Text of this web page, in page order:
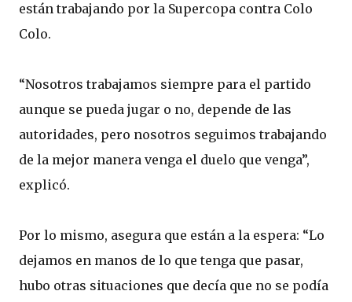
están trabajando por la Supercopa contra Colo
Colo.
“Nosotros trabajamos siempre para el partido
aunque se pueda jugar o no, depende de las
autoridades, pero nosotros seguimos trabajando
de la mejor manera venga el duelo que venga”,
explicó.
Por lo mismo, asegura que están a la espera: “Lo
dejamos en manos de lo que tenga que pasar,
hubo otras situaciones que decía que no se podía